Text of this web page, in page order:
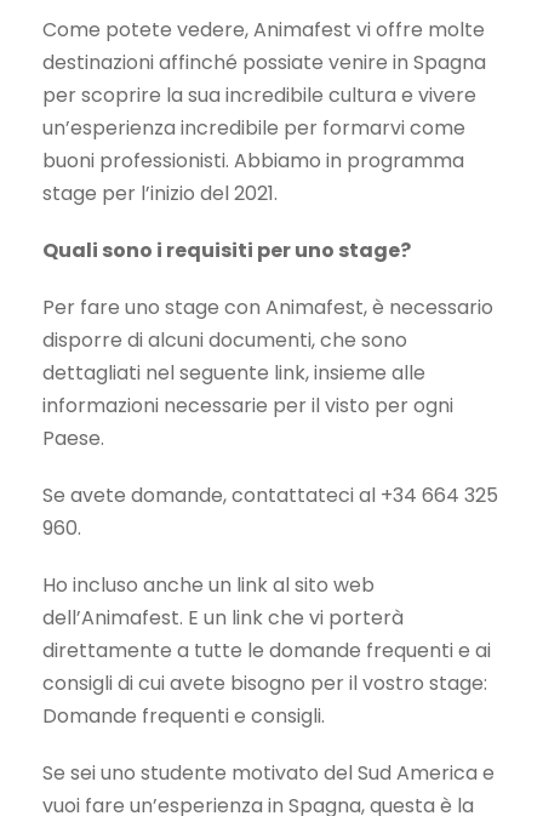
Come potete vedere, Animafest vi offre molte
destinazioni affinché possiate venire in Spagna
per scoprire la sua incredibile cultura e vivere
un’esperienza incredibile per formarvi come
buoni professionisti. Abbiamo in programma
stage per l’inizio del 2021.
Quali sono i requisiti per uno stage?
Per fare uno stage con Animafest, è necessario
disporre di alcuni documenti, che sono
dettagliati nel seguente link, insieme alle
informazioni necessarie per il visto per ogni
Paese.
Se avete domande, contattateci al +34 664 325
960.
Ho incluso anche un link al sito web
dell’Animafest. E un link che vi porterà
direttamente a tutte le domande frequenti e ai
consigli di cui avete bisogno per il vostro stage:
Domande frequenti e consigli.
Se sei uno studente motivato del Sud America e
vuoi fare un’esperienza in Spagna, questa è la